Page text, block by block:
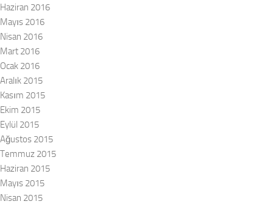
Haziran 2016
Mayıs 2016
Nisan 2016
Mart 2016
Ocak 2016
Aralık 2015
Kasım 2015
Ekim 2015
Eylül 2015
Ağustos 2015
Temmuz 2015
Haziran 2015
Mayıs 2015
Nisan 2015